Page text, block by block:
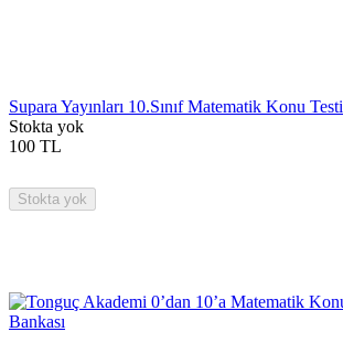
Supara Yayınları 10.Sınıf Matematik Konu Testi
Stokta yok
100 TL
Stokta yok